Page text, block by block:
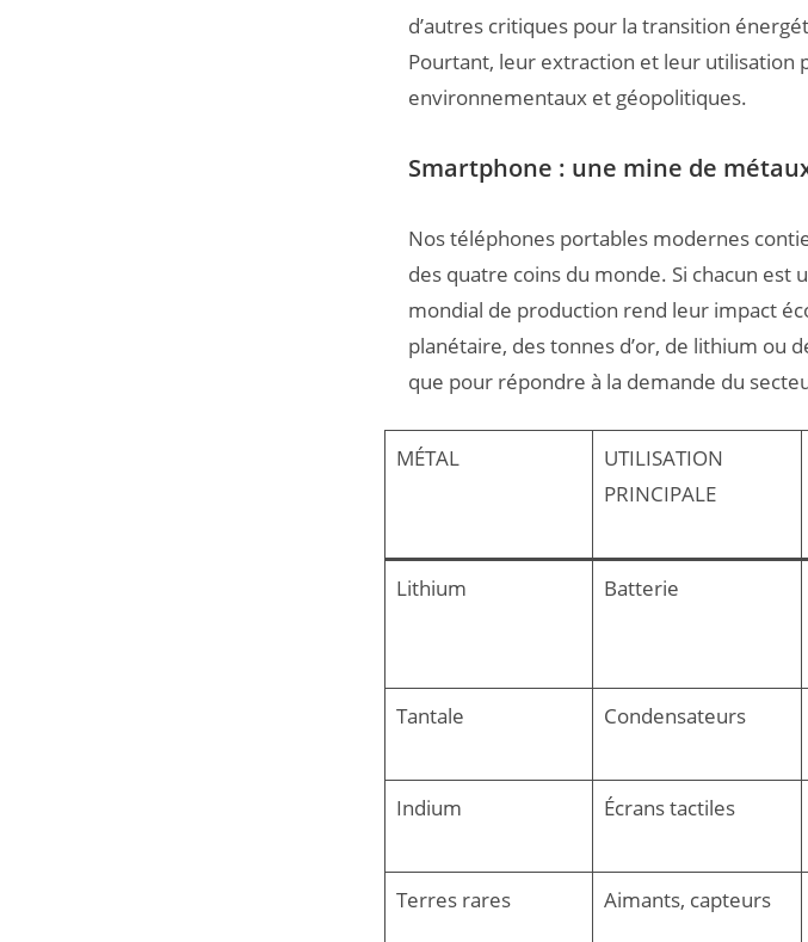
d’autres critiques pour la transition
Pourtant, leur extraction et leur utilisation
environnementaux et géopolitiques.
Smartphone : une mine de
Nos téléphones portables modernes
des quatre coins du monde. Si chacun
mondial de production rend leur impact
planétaire, des tonnes d’or, de lithium ou
que pour répondre à la demande du
MÉTAL
UTILISATION
PRINCIPALE
Lithium Batterie
Tantale Condensateurs
Indium Écrans tactiles
Terres rares Aimants, capteurs